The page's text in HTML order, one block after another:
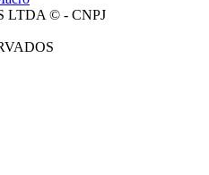
LTDA © - CNPJ